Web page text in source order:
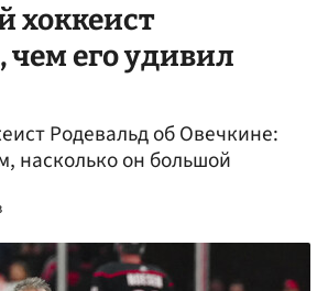
хоккеист
чем его удивил
Родевальд об Овечкине:
насколько он большой